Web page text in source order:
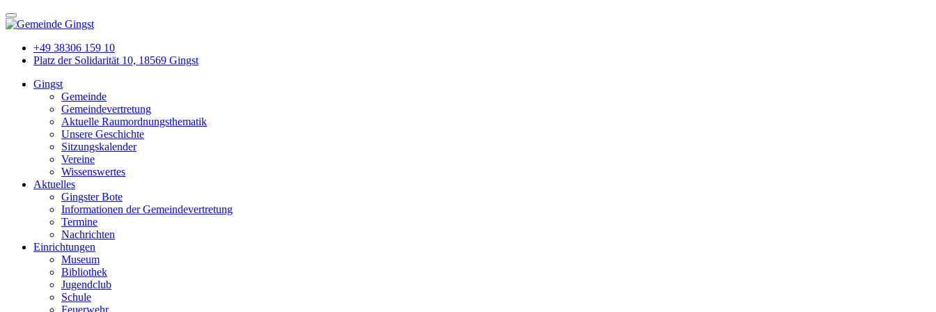
+49 38306 159 10
Platz der Solidarität 10, 18569 Gingst
Gingst
Gemeinde
Gemeindevertretung
Aktuelle Raumordnungsthematik
Unsere Geschichte
Sitzungskalender
Vereine
Wissenswertes
Aktuelles
Gingster Bote
Informationen der Gemeindevertretung
Termine
Nachrichten
Einrichtungen
Museum
Bibliothek
Jugendclub
Schule
Feuerwehr